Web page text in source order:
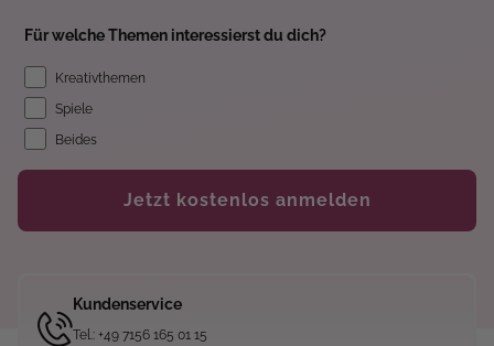
Für welche Themen interessierst du dich?
Kreativthemen
Spiele
Beides
Jetzt kostenlos anmelden
Kundenservice
Tel.: +49 7156 165 01 15